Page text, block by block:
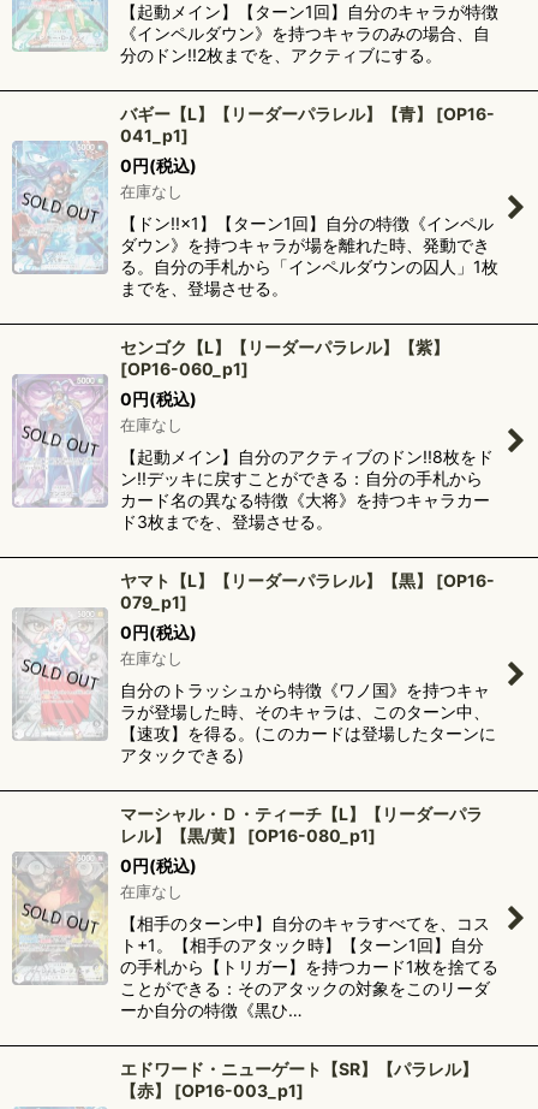
【起動メイン】【ターン1回】自分のキャラが特徴
《インペルダウン》を持つキャラのみの場合、自
分のドン!!2枚までを、アクティブにする。
バギー【L】【リーダーパラレル】【青】 [OP16-
041_p1]
0円(税込)
在庫なし
【ドン!!×1】【ターン1回】自分の特徴《インペル
ダウン》を持つキャラが場を離れた時、発動でき
る。自分の手札から「インペルダウンの囚人」1枚
までを、登場させる。
センゴク【L】【リーダーパラレル】【紫】
[OP16-060_p1]
0円(税込)
在庫なし
【起動メイン】自分のアクティブのドン!!8枚をド
ン!!デッキに戻すことができる：自分の手札から
カード名の異なる特徴《大将》を持つキャラカー
ド3枚までを、登場させる。
ヤマト【L】【リーダーパラレル】【黒】 [OP16-
079_p1]
0円(税込)
在庫なし
自分のトラッシュから特徴《ワノ国》を持つキャ
ラが登場した時、そのキャラは、このターン中、
【速攻】を得る。(このカードは登場したターンに
アタックできる)
マーシャル・Ｄ・ティーチ【L】【リーダーパラ
レル】【黒/黄】
[OP16-080_p1]
0円(税込)
在庫なし
【相手のターン中】自分のキャラすべてを、コス
ト+1。【相手のアタック時】【ターン1回】自分
の手札から【トリガー】を持つカード1枚を捨てる
ことができる：そのアタックの対象をこのリーダ
ーか自分の特徴《黒ひ…
エドワード・ニューゲート【SR】【パラレル】
【赤】
[OP16-003_p1]